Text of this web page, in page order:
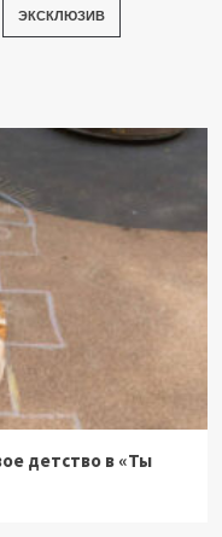
ЭКСКЛЮЗИВ
детство в «Ты